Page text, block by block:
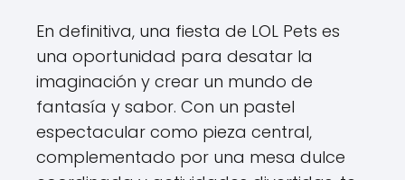
En definitiva, una fiesta de LOL Pets es
una oportunidad para desatar la
imaginación y crear un mundo de
fantasía y sabor. Con un pastel
espectacular como pieza central,
complementado por una mesa dulce